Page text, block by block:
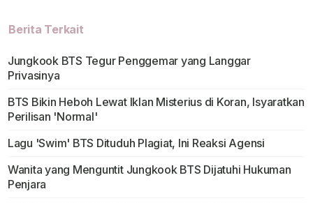
Berita Terkait
Jungkook BTS Tegur Penggemar yang Langgar
Privasinya
BTS Bikin Heboh Lewat Iklan Misterius di Koran, Isyaratkan
Perilisan 'Normal'
Lagu 'Swim' BTS Dituduh Plagiat, Ini Reaksi Agensi
Wanita yang Menguntit Jungkook BTS Dijatuhi Hukuman
Penjara